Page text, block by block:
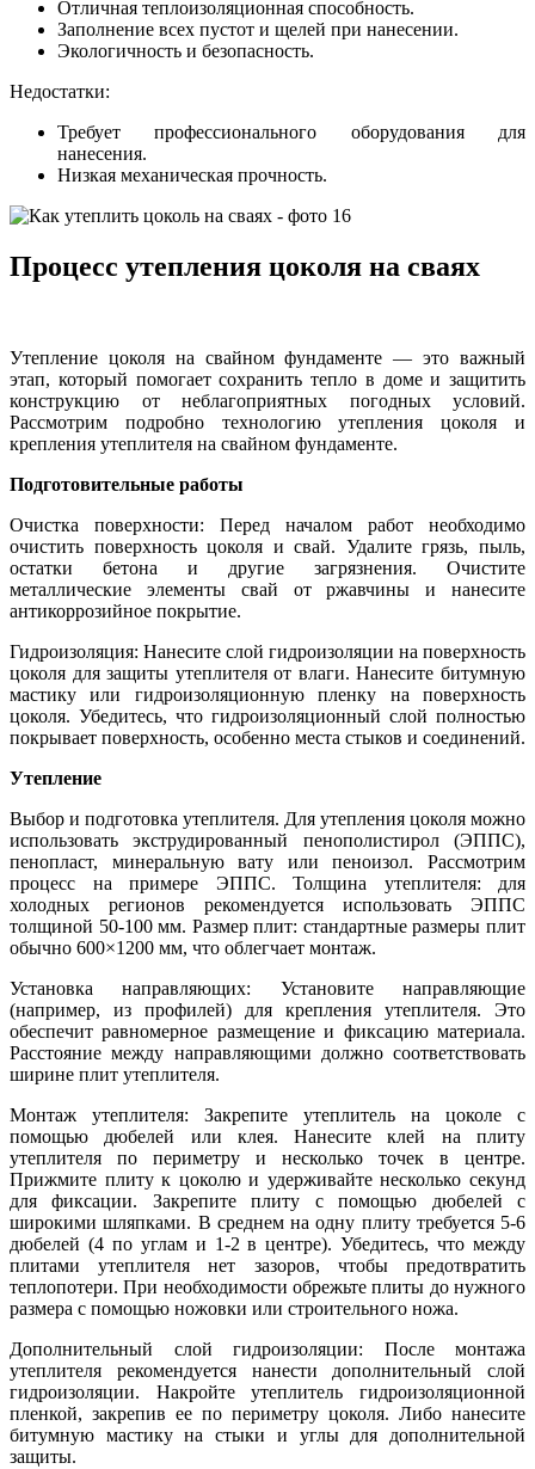
Отличная теплоизоляционная способность.
Заполнение всех пустот и щелей при нанесении.
Экологичность и безопасность.
Недостатки:
Требует профессионального оборудования для
нанесения.
Низкая механическая прочность.
Процесс утепления цоколя на сваях
Утепление цоколя на свайном фундаменте — это важный
этап, который помогает сохранить тепло в доме и защитить
конструкцию от неблагоприятных погодных условий.
Рассмотрим подробно технологию утепления цоколя и
крепления утеплителя на свайном фундаменте.
Подготовительные работы
Очистка поверхности: Перед началом работ необходимо
очистить поверхность цоколя и свай. Удалите грязь, пыль,
остатки бетона и другие загрязнения. Очистите
металлические элементы свай от ржавчины и нанесите
антикоррозийное покрытие.
Гидроизоляция: Нанесите слой гидроизоляции на поверхность
цоколя для защиты утеплителя от влаги. Нанесите битумную
мастику или гидроизоляционную пленку на поверхность
цоколя. Убедитесь, что гидроизоляционный слой полностью
покрывает поверхность, особенно места стыков и соединений.
Утепление
Выбор и подготовка утеплителя. Для утепления цоколя можно
использовать экструдированный пенополистирол (ЭППС),
пенопласт, минеральную вату или пеноизол. Рассмотрим
процесс на примере ЭППС. Толщина утеплителя: для
холодных регионов рекомендуется использовать ЭППС
толщиной 50-100 мм. Размер плит: стандартные размеры плит
обычно 600×1200 мм, что облегчает монтаж.
Установка направляющих: Установите направляющие
(например, из профилей) для крепления утеплителя. Это
обеспечит равномерное размещение и фиксацию материала.
Расстояние между направляющими должно соответствовать
ширине плит утеплителя.
Монтаж утеплителя: Закрепите утеплитель на цоколе с
помощью дюбелей или клея. Нанесите клей на плиту
утеплителя по периметру и несколько точек в центре.
Прижмите плиту к цоколю и удерживайте несколько секунд
для фиксации. Закрепите плиту с помощью дюбелей с
широкими шляпками. В среднем на одну плиту требуется 5-6
дюбелей (4 по углам и 1-2 в центре). Убедитесь, что между
плитами утеплителя нет зазоров, чтобы предотвратить
теплопотери. При необходимости обрежьте плиты до нужного
размера с помощью ножовки или строительного ножа.
Дополнительный слой гидроизоляции: После монтажа
утеплителя рекомендуется нанести дополнительный слой
гидроизоляции. Накройте утеплитель гидроизоляционной
пленкой, закрепив ее по периметру цоколя. Либо нанесите
битумную мастику на стыки и углы для дополнительной
защиты.